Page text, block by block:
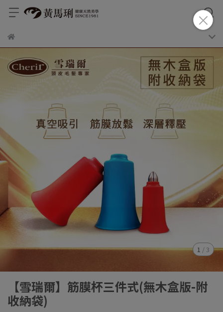
1 / 3
【雪瑞爾】筋膜杯三件式(無木盒版-附
收納袋)